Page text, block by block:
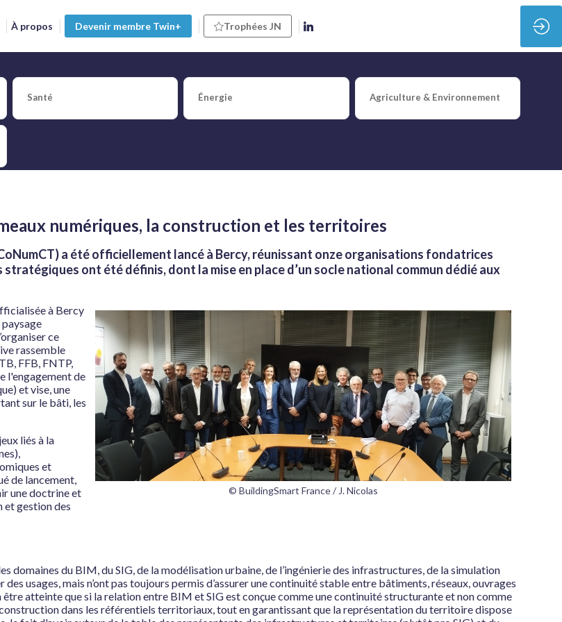
À propos Devenir membre Twin+ Trophées JN
numériques, la construction et les territoires
a été officiellement lancé à Bercy, réunissant onze organisations fondatrices
ont été définis, dont la mise en place d’un socle national commun dédié aux
© BuildingSmart France / J. Nicolas
à Bercy
paysage
ce
rassemble
FFB, FNTP,
l'engagement de
et vise, une
sur le bâti, les
liés à la
et
de lancement,
une doctrine et
et gestion des
domaines du BIM, du SIG, de la modélisation urbaine, de l’ingénierie des infrastructures, de la simulation
usages, mais n’ont pas toujours permis d’assurer une continuité stable entre bâtiments, réseaux, ouvrages
atteinte que si la relation entre BIM et SIG est conçue comme une continuité structurante et non comme
dans les référentiels territoriaux, tout en garantissant que la représentation du territoire dispose
Santé Énergie Agriculture & Environnement